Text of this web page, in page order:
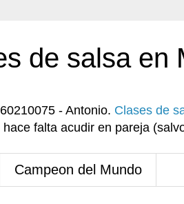
de salsa en
- Antonio. Clases de
hace falta acudir en pareja
Campeon del Mundo